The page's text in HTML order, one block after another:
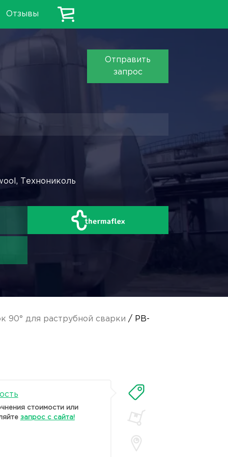
Отзывы
Отправить
запрос
Технониколь
90° для раструбной сварки / PB-
стоимости или
запрос с сайта!